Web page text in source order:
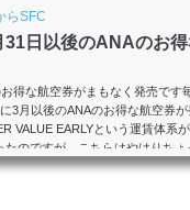
らSFC
31日以後のANAのお
得な航空券がまもなく発売です
3月以後のANAのお得な航空券
VALUE EARLYという運賃体系
たのですが、こちらはやはりち
てANA SUPER VALUEは以前の